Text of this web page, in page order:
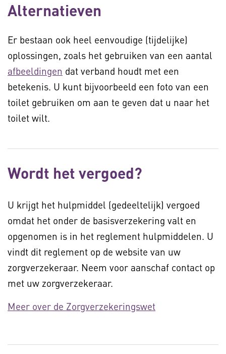
Alternatieven
Er bestaan ook heel eenvoudige (tijdelijke)
oplossingen, zoals het gebruiken van een aantal
afbeeldingen dat verband houdt met een
betekenis. U kunt bijvoorbeeld een foto van een
toilet gebruiken om aan te geven dat u naar het
toilet wilt.
Wordt het vergoed?
U krijgt het hulpmiddel (gedeeltelijk) vergoed
omdat het onder de basisverzekering valt en
opgenomen is in het reglement hulpmiddelen. U
vindt dit reglement op de website van uw
zorgverzekeraar. Neem voor aanschaf contact op
met uw zorgverzekeraar.
Meer over de Zorgverzekeringswet